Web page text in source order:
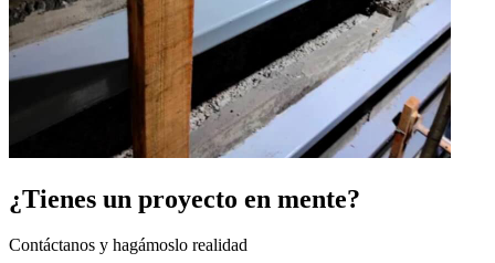
¿Tienes un proyecto en mente?
Contáctanos y hagámoslo realidad